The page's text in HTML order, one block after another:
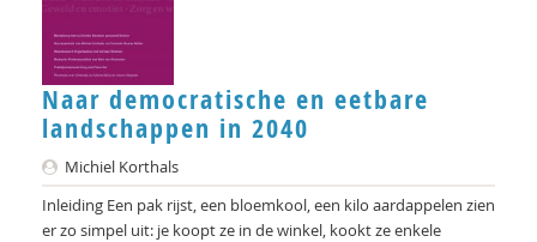
Naar democratische en eetbare
landschappen in 2040
Michiel Korthals
Inleiding Een pak rijst, een bloemkool, een kilo aardappelen zien
er zo simpel uit: je koopt ze in de winkel, kookt ze enkele